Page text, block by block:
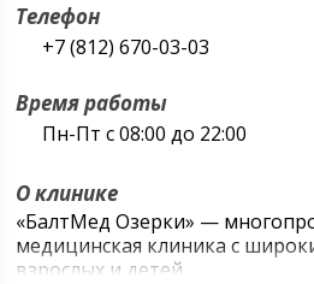
Телефон
+7 (812) 670-03-03
Время работы
Пн-Пт с 08:00 до 22:00
О клинике
«БалтМед Озерки» —
медицинская клиника с
взрослых и детей.